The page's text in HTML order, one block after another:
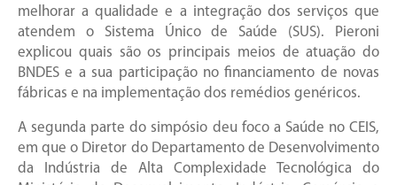
melhorar a qualidade e a integração dos serviços que
atendem o Sistema Único de Saúde (SUS). Pieroni
explicou quais são os principais meios de atuação do
BNDES e a sua participação no financiamento de novas
fábricas e na implementação dos remédios genéricos.
A segunda parte do simpósio deu foco a Saúde no CEIS,
em que o Diretor do Departamento de Desenvolvimento
da Indústria de Alta Complexidade Tecnológica do